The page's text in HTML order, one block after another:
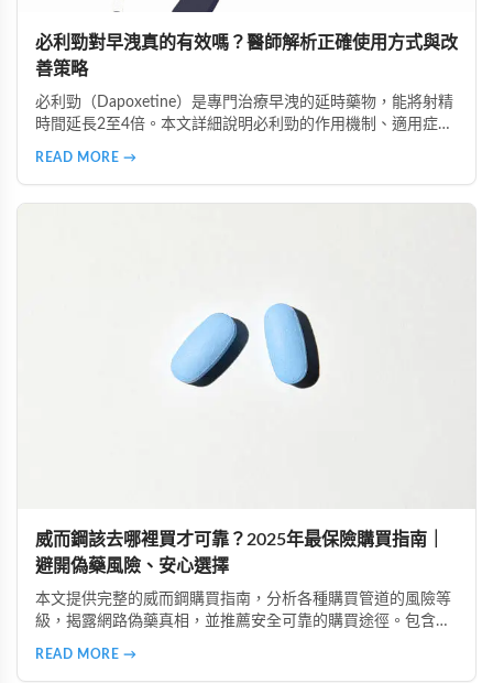
必利勁對早洩真的有效嗎？醫師解析正確使用方式與改
善策略
必利勁（Dapoxetine）是專門治療早洩的延時藥物，能將射精
時間延長2至4倍。本文詳細說明必利勁的作用機制、適用症
READ MORE →
威而鋼該去哪裡買才可靠？2025年最保險購買指南｜
避開偽藥風險、安心選擇
本文提供完整的威而鋼購買指南，分析各種購買管道的風險等
級，揭露網路偽藥真相，並推薦安全可靠的購買途徑。包含真
READ MORE →